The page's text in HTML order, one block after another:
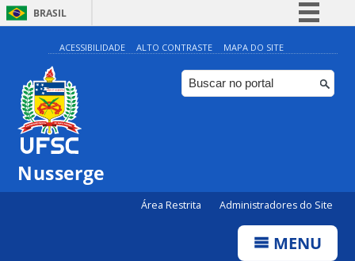
BRASIL
Simplifique!
Comunica BR
Participe
ACESSIBILIDADE ALTO CONTRASTE MAPA DO SITE
Nusserge
Área Restrita Administradores do Site
MENU